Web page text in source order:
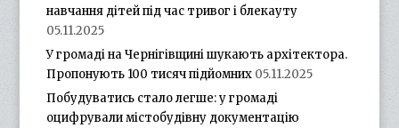
навчання дітей під час тривог і блекауту
05.11.2025
У громаді на Чернігівщині шукають архітектора.
Пропонують 100 тисяч підйомних 05.11.2025
Побудуватись стало легше: у громаді
оцифрували містобудівну документацію